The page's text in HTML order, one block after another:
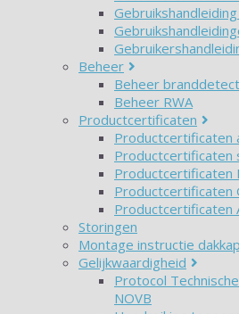
Beheer
Beheer
Beheer RWA
Productcertificaten
Productcertificaten
Productcertificaten
Productcertificaten
Productcertificaten
Productcertificaten
Storingen
Montage instructie dakkap
Gelijkwaardigheid
Protocol
NOVB